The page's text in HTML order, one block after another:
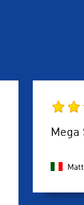
Mega